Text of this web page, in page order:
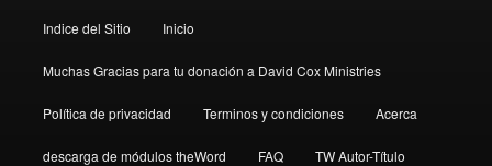
Indice del Sitio Inicio
Muchas Gracias para tu donación a David Cox Ministries
Política de privacidad Terminos y condiciones Acerca
descarga de módulos theWord FAQ TW Autor-Título